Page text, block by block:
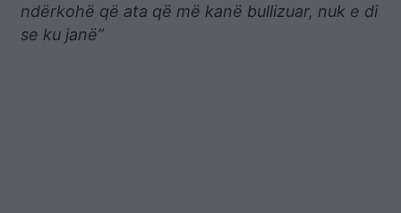
ndërkohë që ata që më kanë bullizuar, nuk e di
se ku janë”